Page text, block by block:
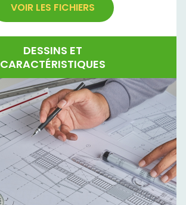
VOIR LES FICHIERS
DESSINS ET
CARACTÉRISTIQUES